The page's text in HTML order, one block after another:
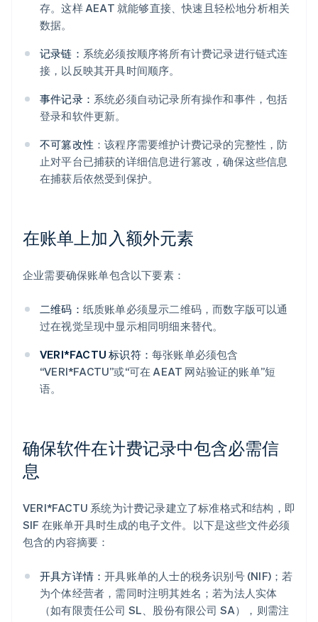
存。这样 AEAT 就能够直接、快速且轻松地分析相关
数据。
记录链： 系统必须按顺序将所有计费记录进行链式连
接，以反映其开具时间顺序。
事件记录： 系统必须自动记录所有操作和事件，包括
登录和软件更新。
不可篡改性 ：该程序需要维护计费记录的完整性，防
止对平台已捕获的详细信息进行篡改，确保这些信息
在捕获后依然受到保护。
在账单上加入额外元素
企业需要确保账单包含以下要素：
二维码： 纸质账单必须显示二维码，而数字版可以通
过在视觉呈现中显示相同明细来替代。
VERI*FACTU 标识符： 每张账单必须包含
“VERI*FACTU”或“可在 AEAT 网站验证的账单”短
语。
确保软件在计费记录中包含必需信
息
VERI*FACTU 系统为计费记录建立了标准格式和结构，即
SIF 在账单开具时生成的电子文件。以下是这些文件必须
包含的内容摘要：
开具方详情：开具账单的人士的税务识别号 (NIF)；若
为个体经营者，需同时注明其姓名；若为法人实体
（如有限责任公司 SL、股份有限公司 SA），则需注